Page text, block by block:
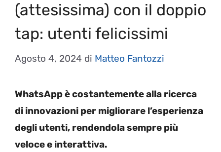
(attesissima) con il doppio
tap: utenti felicissimi
Agosto 4, 2024 di Matteo Fantozzi
WhatsApp è costantemente alla ricerca
di innovazioni per migliorare l’esperienza
degli utenti, rendendola sempre più
veloce e interattiva.